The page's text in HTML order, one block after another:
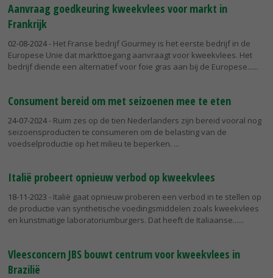
Aanvraag goedkeuring kweekvlees voor markt in
Frankrijk
02-08-2024- Het Franse bedrijf Gourmey is het eerste bedrijf in de
Europese Unie dat markttoegang aanvraagt voor kweekvlees. Het
bedrijf diende een alternatief voor foie gras aan bij de Europese...
Consument bereid om met seizoenen mee te eten
24-07-2024- Ruim zes op de tien Nederlanders zijn bereid vooral nog
seizoensproducten te consumeren om de belasting van de
voedselproductie op het milieu te beperken.
Italië probeert opnieuw verbod op kweekvlees
18-11-2023 - Italië gaat opnieuw proberen een verbod in te stellen op
de productie van synthetische voedingsmiddelen zoals kweekvlees
en kunstmatige laboratoriumburgers. Dat heeft de Italiaanse...
Vleesconcern JBS bouwt centrum voor kweekvlees in
Brazilië